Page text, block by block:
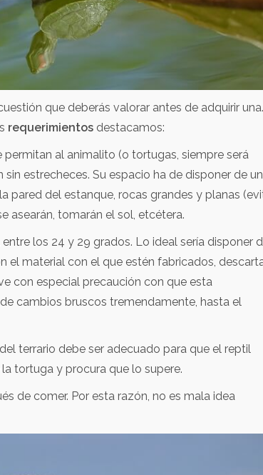
que deberás valorar antes de adquirir una.
requerimientos destacamos:
al animalito (o tortugas, siempre será
estrecheces. Su espacio ha de disponer de
pared del estanque, rocas grandes y planas
asearán, tomarán el sol, etcétera.
los 24 y 29 grados. Lo ideal sería disponer
el material con el que estén fabricados,
con especial precaución con que esta
cambios bruscos tremendamente, hasta el
terrario debe ser adecuado para que el reptil
tortuga y procura que lo supere.
de comer. Por esta razón, no es mala idea